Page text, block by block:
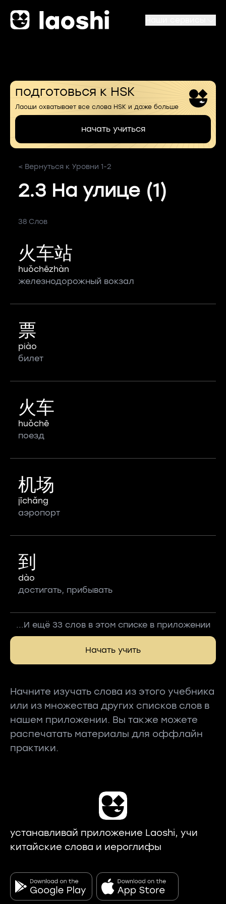
подготовься к HSK
Лаоши охватывает все слова HSK и даже больше
начать учиться
< Вернуться к Уровни 1-2
2.3 На улице (1)
38 Слов
火车站
huǒchēzhàn
железнодорожный вокзал
票
piào
билет
火车
huǒchē
поезд
机场
jīchǎng
аэропорт
到
dào
достигать, прибывать
...И ещё 33 слов в этом списке в приложении
Начать учить
Начните изучать слова из этого учебника
или из множества других списков слов в
нашем приложении. Вы также можете
распечатать материалы для оффлайн
практики.
устанавливай приложение Laoshi, учи
китайские слова и иероглифы